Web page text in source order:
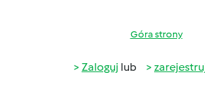
Góra strony
Zaloguj lub